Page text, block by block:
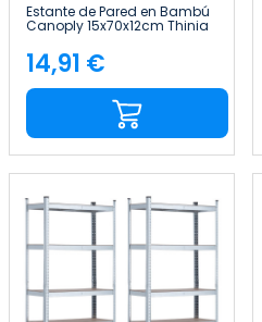
Estante de Pared en Bambú
Canoply 15x70x12cm Thinia
Home
Precio
14,91 €